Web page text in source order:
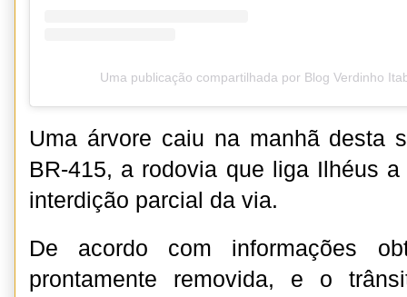
Uma publicação compartilhada por Blog Verdinho
Uma árvore caiu na manhã desta
BR-415, a rodovia que liga Ilhéus
interdição parcial da via.
De acordo com informações
prontamente removida, e o